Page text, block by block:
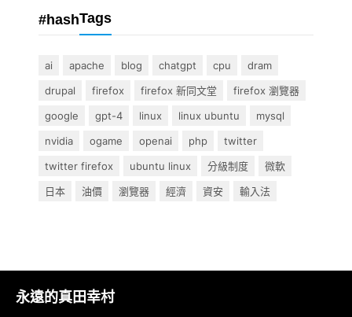
#hashTags
ai apache blog chatgpt cpu
dram
drupal
firefox firefox 新同文堂
firefox 瀏覽器
google
gpt-4 linux linux ubuntu
mysql
nvidia
ogame openai php
twitter
twitter firefox
ubuntu linux 分級制度
微軟
日本
油價 瀏覽器 經濟 資安 輸入法
永遠的真田幸村